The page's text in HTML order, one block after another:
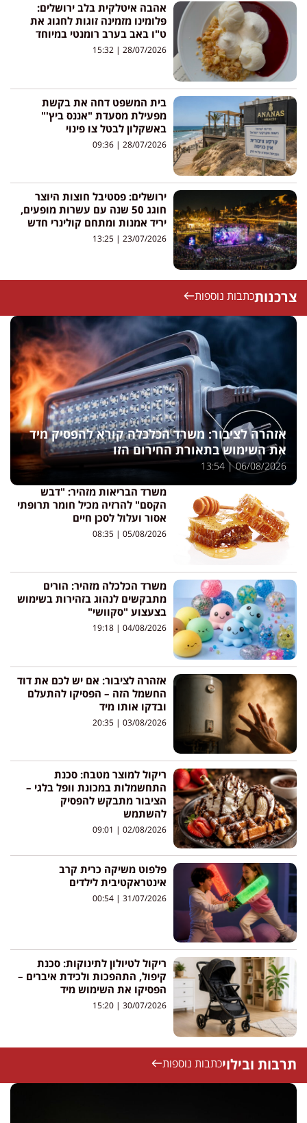
אהבה איטלקית בלב ירושלים:
פלומינו מזמינה זוגות לחגוג את
ט"ו באב בערב רומנטי במיוחד
28/07/2026
בית המשפט דחה את בקשת
מפעילת מסעדת "אננס ביץ'"
באשקלון לבטל צו פינוי
28/07/2026
ירושלים: פסטיבל חוצות היוצר
חוגג 50 שנה עם עשרות מופעים,
יריד אמנות ומתחם קולינרי חדש
23/07/2026
צרכנותכתבות נוספות
אזהרה לציבור: משרד הכלכלה קורא להפסיק מיד
את השימוש בתאורת החירום הזו
06/08/2026
משרד הבריאות מזהיר: "דבש
הקסם" להרזיה מכיל חומר תרופתי
אסור ועלול לסכן חיים
05/08/2026
משרד הכלכלה מזהיר: הורים
מתבקשים לנהוג בזהירות בשימוש
בצעצוע "סקוושי"
04/08/2026
אזהרה לציבור: אם יש לכם את דוד
החשמל הזה – הפסיקו להתעלם
ובדקו אותו מיד
03/08/2026
ריקול למוצר מטבח: סכנת
התחשמלות במכונת וופל בלגי –
הציבור מתבקש להפסיק
להשתמש
02/08/2026
פלפוט משיקה כרית קרב
אינטראקטיבית לילדים
31/07/2026
ריקול לטיולון לתינוקות: סכנת
קיפול, התהפכות ולכידת איברים –
הפסיקו את השימוש מיד
30/07/2026
תרבות ובילויכתבות נוספות